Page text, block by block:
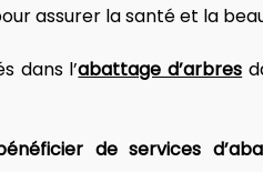
assurer la santé et la
dans l’abattage d’arbres
de services